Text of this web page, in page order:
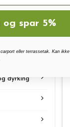
dyrking
og spar 5%
eller terrassetak. Kan ikke